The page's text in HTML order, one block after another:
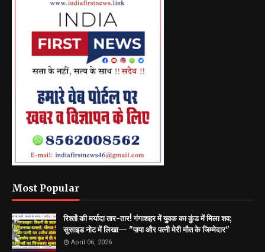
Most Popular
रिश्तों की मर्यादा तार-तार! गंगाशहर में युवक का कुंड में मिला शव;
सुसाइड नोट में लिखा— "पापा और पत्नी मेरी मौत के जिम्मेदार"
April 06, 2026